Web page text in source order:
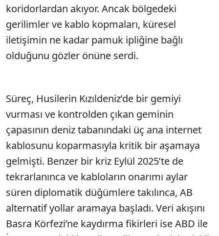
koridorlardan akıyor. Ancak bölgedeki
gerilimler ve kablo kopmaları, küresel
iletişimin ne kadar pamuk ipliğine bağlı
olduğunu gözler önüne serdi.
Süreç, Husilerin Kızıldeniz’de bir gemiyi
vurması ve kontrolden çıkan geminin
çapasının deniz tabanındaki üç ana internet
kablosunu koparmasıyla kritik bir aşamaya
gelmişti. Benzer bir kriz Eylül 2025’te de
tekrarlanınca ve kabloların onarımı aylar
süren diplomatik düğümlere takılınca, AB
alternatif yollar aramaya başladı. Veri akışını
Basra Körfezi’ne kaydırma fikirleri ise ABD ile